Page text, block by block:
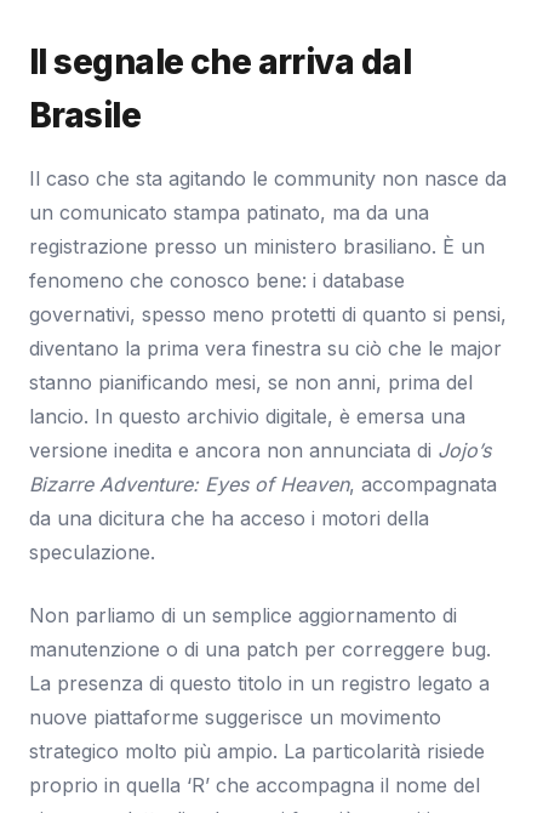
Il segnale che arriva dal
Brasile
Il caso che sta agitando le community non nasce da
un comunicato stampa patinato, ma da una
registrazione presso un ministero brasiliano. È un
fenomeno che conosco bene: i database
governativi, spesso meno protetti di quanto si pensi,
diventano la prima vera finestra su ciò che le major
stanno pianificando mesi, se non anni, prima del
lancio. In questo archivio digitale, è emersa una
versione inedita e ancora non annunciata di Jojo’s
Bizarre Adventure: Eyes of Heaven, accompagnata
da una dicitura che ha acceso i motori della
speculazione.
Non parliamo di un semplice aggiornamento di
manutenzione o di una patch per correggere bug.
La presenza di questo titolo in un registro legato a
nuove piattaforme suggerisce un movimento
strategico molto più ampio. La particolarità risiede
proprio in quella ‘R’ che accompagna il nome del